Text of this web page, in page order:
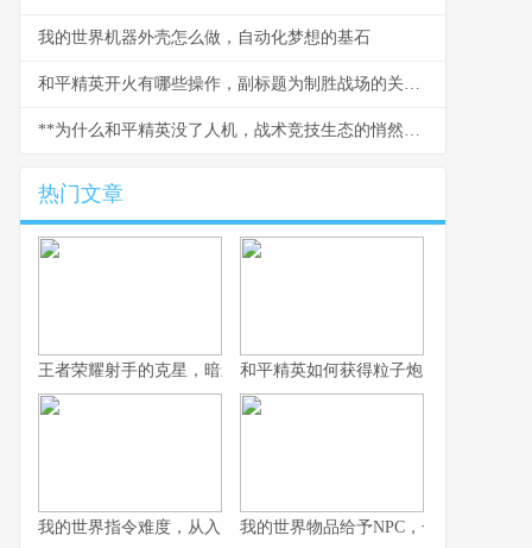
我的世界机器外壳怎么做，自动化梦想的基石
和平精英开火有哪些操作，副标题为制胜战场的关键技巧解析
**为什么和平精英没了人机，战术竞技生态的悄然变革**
热门文章
王者荣耀射手的克星，暗影中的致命猎手副标题，那些让射手颤抖
和平精英如何获得粒子炮，火力升级的
我的世界指令难度，从入门到精通的奇妙旅程，副标题，探索代码
我的世界物品给予NPC，一场虚拟与情